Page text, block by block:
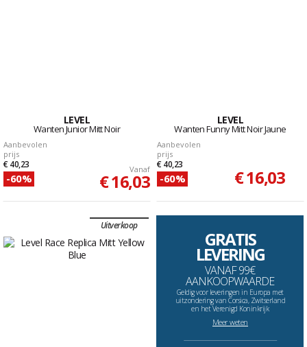
LEVEL
Wanten Junior Mitt Noir
Aanbevolen
prijs
€ 40,23
-60%
Vanaf
€ 16,03
LEVEL
Wanten Funny Mitt Noir Jaune
Aanbevolen
prijs
€ 40,23
-60% € 16,03
Uitverkoop
GRATIS
LEVERING
VANAF 99€
AANKOOPWAARDE
Geldig voor leveringen in Europa met
uitzondering van Corsica, Zwitserland
en het Verenigd Koninkrijk
Meer weten
--------------------------------------------------------------------